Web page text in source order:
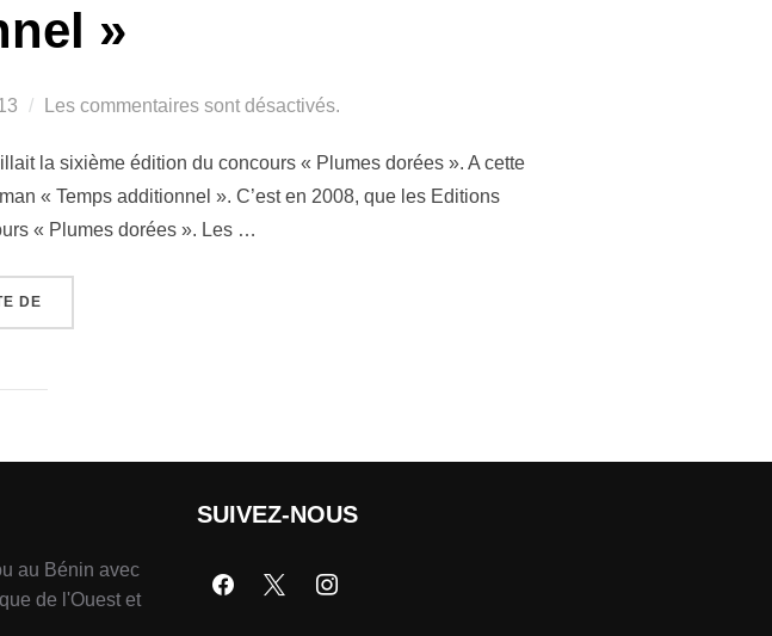
»
Les commentaires sont désactivés.
la sixième édition du concours « Plumes dorées ». A cette
« Temps additionnel ». C’est en 2008, que les Editions
« Plumes dorées ». Les …
DE
au Bénin avec
de l'Ouest et
SUIVEZ-NOUS